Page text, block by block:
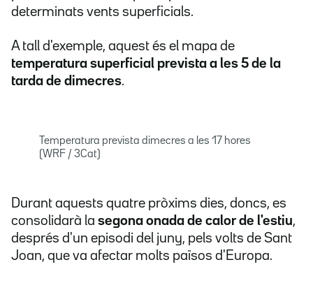
determinats vents superficials.
A tall d'exemple, aquest és el mapa de
temperatura superficial prevista a les 5 de la
tarda de dimecres.
Temperatura prevista dimecres a les 17 hores
(WRF / 3Cat)
Durant aquests quatre pròxims dies, doncs, es
consolidarà la segona onada de calor de l'estiu,
després d'un episodi del juny, pels volts de Sant
Joan, que va afectar molts països d'Europa.